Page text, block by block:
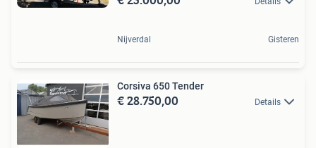
Nijverdal Gisteren
Corsiva 650 Tender
€ 28.750,00 Details